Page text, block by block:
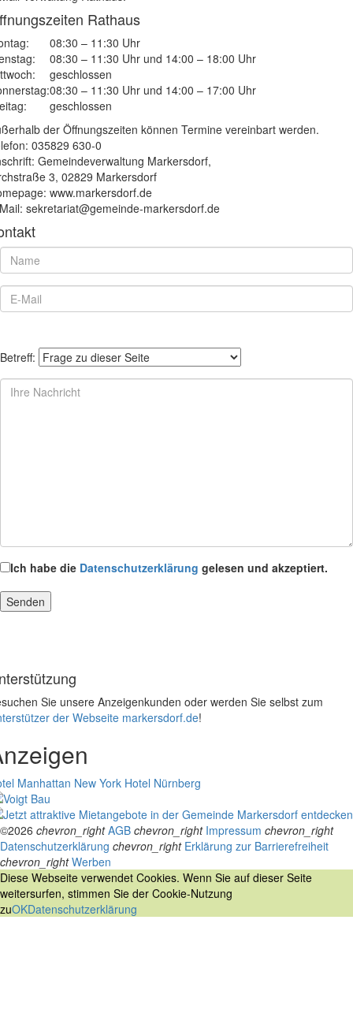
Rathaus
08:30 – 11:30 Uhr
08:30 – 11:30 Uhr und 14:00 – 18:00 Uhr
geschlossen
08:30 – 11:30 Uhr und 14:00 – 17:00 Uhr
geschlossen
der Öffnungszeiten können Termine vereinbart werden.
035829 630-0
Gemeindeverwaltung Markersdorf,
3, 02829 Markersdorf
www.markersdorf.de
sekretariat@gemeinde-markersdorf.de
Betreff:
Ich habe die Datenschutzerklärung gelesen und akzeptiert.
Sie unsere Anzeigenkunden oder werden Sie selbst zum
der Webseite markersdorf.de!
Manhattan New York Hotel Nürnberg
©2026 chevron_right AGB chevron_right Impressum chevron_right
Datenschutzerklärung chevron_right Erklärung zur Barrierefreiheit
chevron_right Werben
Diese Webseite verwendet Cookies. Wenn Sie auf dieser Seite
weitersurfen, stimmen Sie der Cookie-Nutzung
zuOKDatenschutzerklärung